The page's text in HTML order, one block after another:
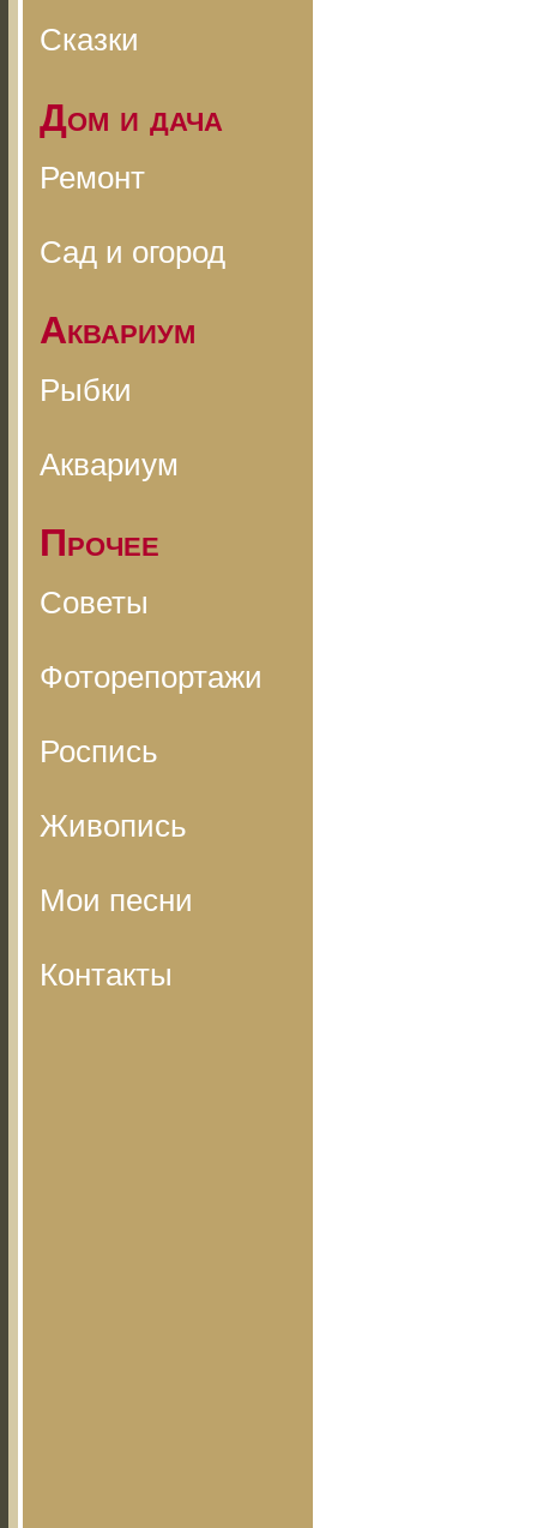
Сказки
Дом и дача
Ремонт
Сад и огород
Аквариум
Рыбки
Аквариум
Прочее
Советы
Фоторепортажи
Роспись
Живопись
Мои песни
Контакты